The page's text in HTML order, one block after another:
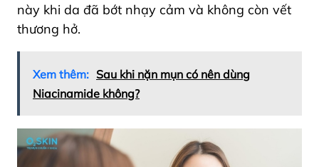
này khi da đã bớt nhạy cảm và không còn vết
thương hở.
Xem thêm: Sau khi nặn mụn có nên dùng
Niacinamide không?